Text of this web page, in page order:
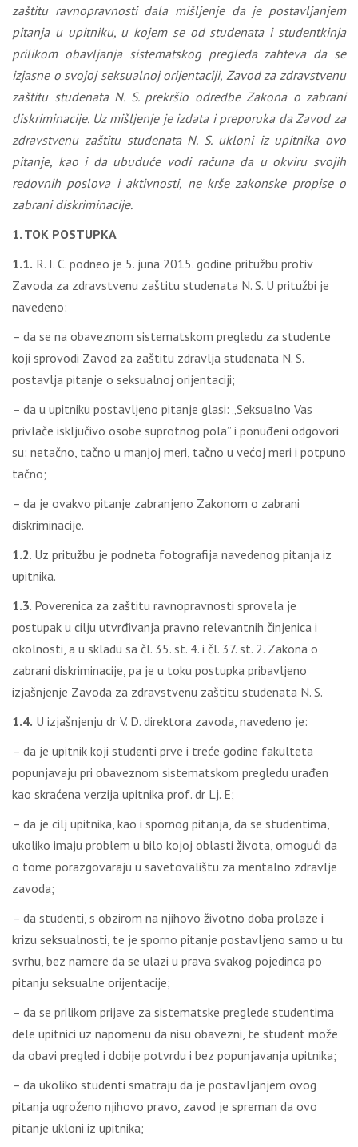
zaštitu ravnopravnosti dala mišljenje da je postavljanjem
pitanja u upitniku, u kojem se od studenata i studentkinja
prilikom obavljanja sistematskog pregleda zahteva da se
izjasne o svojoj seksualnoj orijentaciji, Zavod za zdravstvenu
zaštitu studenata N. S. prekršio odredbe Zakona o zabrani
diskriminacije. Uz mišljenje je izdata i preporuka da Zavod za
zdravstvenu zaštitu studenata N. S. ukloni iz upitnika ovo
pitanje, kao i da ubuduće vodi računa da u okviru svojih
redovnih poslova i aktivnosti, ne krše zakonske propise o
zabrani diskriminacije.
1. TOK POSTUPKA
1.1. R. I. C. podneo je 5. juna 2015. godine pritužbu protiv
Zavoda za zdravstvenu zaštitu studenata N. S. U pritužbi je
navedeno:
– da se na obaveznom sistematskom pregledu za studente
koji sprovodi Zavod za zaštitu zdravlja studenata N. S.
postavlja pitanje o seksualnoj orijentaciji;
– da u upitniku postavljeno pitanje glasi: „Seksualno Vas
privlače isključivo osobe suprotnog pola” i ponuđeni odgovori
su: netačno, tačno u manjoj meri, tačno u većoj meri i potpuno
tačno;
– da je ovakvo pitanje zabranjeno Zakonom o zabrani
diskriminacije.
1.2. Uz pritužbu je podneta fotografija navedenog pitanja iz
upitnika.
1.3. Poverenica za zaštitu ravnopravnosti sprovela je
postupak u cilju utvrđivanja pravno relevantnih činjenica i
okolnosti, a u skladu sa čl. 35. st. 4. i čl. 37. st. 2. Zakona o
zabrani diskriminacije, pa je u toku postupka pribavljeno
izjašnjenje Zavoda za zdravstvenu zaštitu studenata N. S.
1.4. U izjašnjenju dr V. D. direktora zavoda, navedeno je:
– da je upitnik koji studenti prve i treće godine fakulteta
popunjavaju pri obaveznom sistematskom pregledu urađen
kao skraćena verzija upitnika prof. dr Lj. E;
– da je cilj upitnika, kao i spornog pitanja, da se studentima,
ukoliko imaju problem u bilo kojoj oblasti života, omogući da
o tome porazgovaraju u savetovalištu za mentalno zdravlje
zavoda;
– da studenti, s obzirom na njihovo životno doba prolaze i
krizu seksualnosti, te je sporno pitanje postavljeno samo u tu
svrhu, bez namere da se ulazi u prava svakog pojedinca po
pitanju seksualne orijentacije;
– da se prilikom prijave za sistematske preglede studentima
dele upitnici uz napomenu da nisu obavezni, te student može
da obavi pregled i dobije potvrdu i bez popunjavanja upitnika;
– da ukoliko studenti smatraju da je postavljanjem ovog
pitanja ugroženo njihovo pravo, zavod je spreman da ovo
pitanje ukloni iz upitnika;